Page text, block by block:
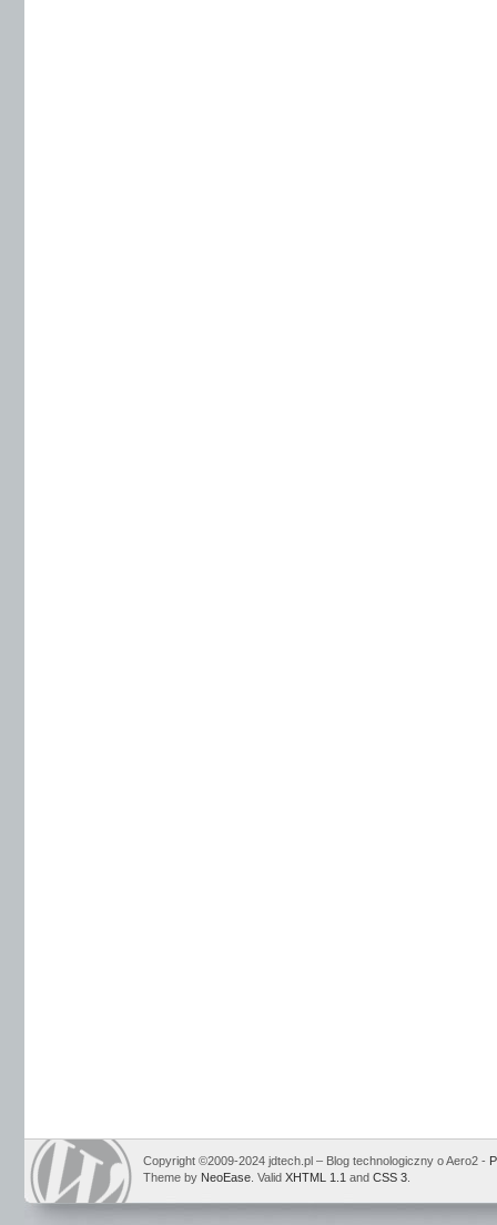
Copyright ©2009-2024 jdtech.pl – Blog technologiczny o Aero2 -
Theme by NeoEase . Valid XHTML 1.1 and CSS 3